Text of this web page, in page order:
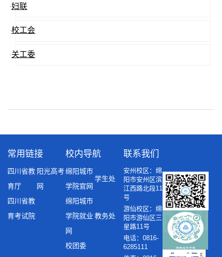
·妇联
·校工会
·关工委
常用链接
四川省教
育厅
阳光高考
网
四川省教
育考试院
校内导航
绵阳城市
学院官网
学生处
绵阳城市
学院就业
网
教务处
校团委
联系我们
安州校区：绵
阳市安州区滨
江西路北段11
号
游仙校区：绵
阳市游仙区三
星路11号
电话：0816-
6285111